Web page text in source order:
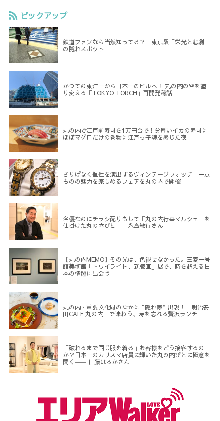
ピックアップ
鉄道ファンなら当然知ってる？ 東京駅「栄光と悲劇」
の隠れスポット
かつての東洋一から日本一のビルへ！ 丸の内の空を塗
り変える「TOKYO TORCH」再開発秘話
丸の内で江戸前寿司を1万円台で！分厚いイカの寿司に
ほぼマグロだけの巻物に江戸っ子魂を感じた夜
さりげなく個性を演出するヴィンテージウォッチ 一点
ものの魅力を楽しめるフェアを丸の内で開催
名優なのにチラシ配りもして「丸の内行幸マルシェ」を
仕掛けた丸の内びと――永島敏行さん
【丸の内MEMO】その光は、色褪せなかった。三菱一号
館美術館「トワイライト、新版画」展で、時を超える日
本の情趣に出会う
丸の内・重要文化財のなかに“隠れ家”出現！「明治安
田CAFE 丸の内」で味わう、時を忘れる贅沢ランチ
「破れるまで同じ服を着る」お客様をどう接客するの
か？日本一のカリスマ店員に輝いた丸の内びとに極意を
聞く―― 仁藤はるかさん